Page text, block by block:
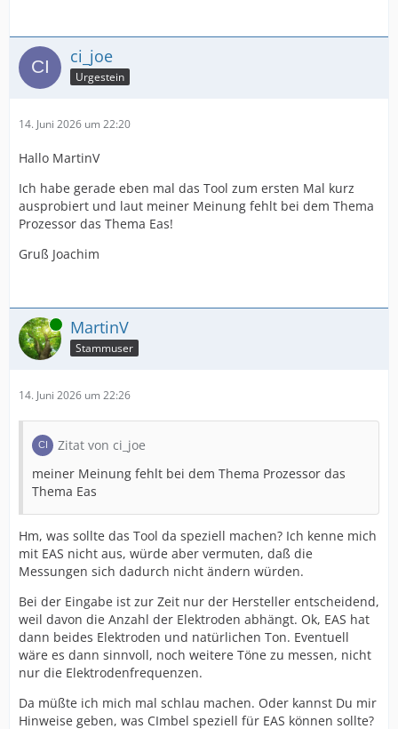
ci_joe
Urgestein
14. Juni 2026 um 22:20
Hallo MartinV
Ich habe gerade eben mal das Tool zum ersten Mal kurz
ausprobiert und laut meiner Meinung fehlt bei dem Thema
Prozessor das Thema Eas!
Gruß Joachim
Online MartinV
Stammuser
14. Juni 2026 um 22:26
Zitat von ci_joe
meiner Meinung fehlt bei dem Thema Prozessor das
Thema Eas
Hm, was sollte das Tool da speziell machen? Ich kenne mich
mit EAS nicht aus, würde aber vermuten, daß die
Messungen sich dadurch nicht ändern würden.
Bei der Eingabe ist zur Zeit nur der Hersteller entscheidend,
weil davon die Anzahl der Elektroden abhängt. Ok, EAS hat
dann beides Elektroden und natürlichen Ton. Eventuell
wäre es dann sinnvoll, noch weitere Töne zu messen, nicht
nur die Elektrodenfrequenzen.
Da müßte ich mich mal schlau machen. Oder kannst Du mir
Hinweise geben, was CImbel speziell für EAS können sollte?